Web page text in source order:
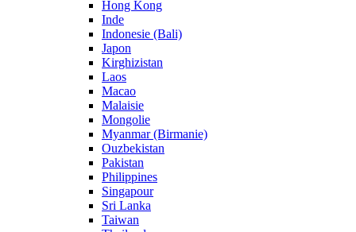
Hong Kong
Inde
Indonesie (Bali)
Japon
Kirghizistan
Laos
Macao
Malaisie
Mongolie
Myanmar (Birmanie)
Ouzbekistan
Pakistan
Philippines
Singapour
Sri Lanka
Taiwan